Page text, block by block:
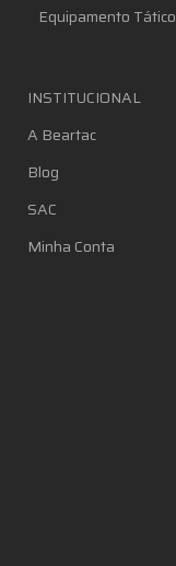
Equipamento Tático
INSTITUCIONAL
A Beartac
Blog
SAC
Minha Conta